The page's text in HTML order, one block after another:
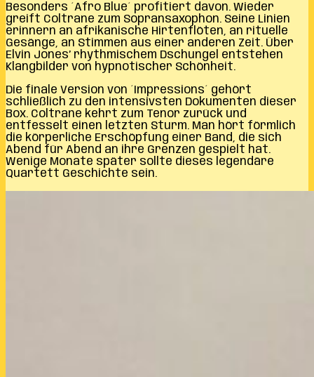
Besonders ´Afro Blue´ profitiert davon. Wieder
greift Coltrane zum Sopransaxophon. Seine Linien
erinnern an afrikanische Hirtenflöten, an rituelle
Gesänge, an Stimmen aus einer anderen Zeit. Über
Elvin Jones’ rhythmischem Dschungel entstehen
Klangbilder von hypnotischer Schönheit.
Die finale Version von ´Impressions´ gehört
schließlich zu den intensivsten Dokumenten dieser
Box. Coltrane kehrt zum Tenor zurück und
entfesselt einen letzten Sturm. Man hört förmlich
die körperliche Erschöpfung einer Band, die sich
Abend für Abend an ihre Grenzen gespielt hat.
Wenige Monate später sollte dieses legendäre
Quartett Geschichte sein.